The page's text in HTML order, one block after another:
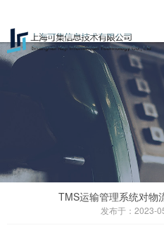
TMS运输管理系统对物
发布于：2023-